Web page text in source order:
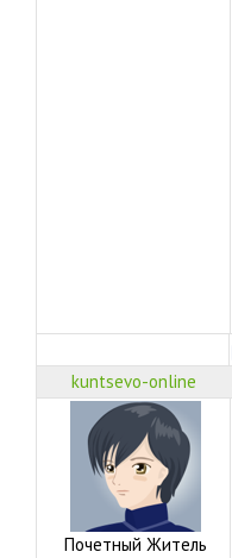
kuntsevo-online
Почетный Житель